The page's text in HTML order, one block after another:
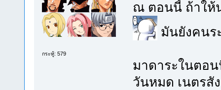
กระทู้: 579
ณ ตอนนี้ ถ้าให้
มันยังคน
มาดาระในตอน
วันหมด เนตรสั